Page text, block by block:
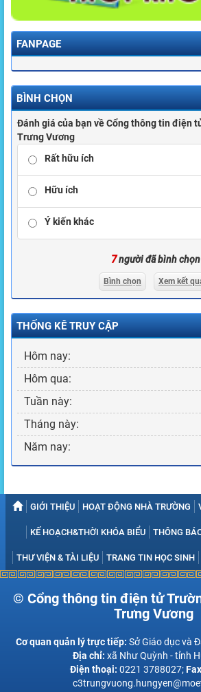
FANPAGE
BÌNH CHỌN
Đánh giá của bạn về Cổng thông tin điện
Trưng Vương
Rất hữu ích
Hữu ích
Ý kiến khác
7người đã bình chọn
Bình chọn Xem kết
THỐNG KÊ TRUY CẬP
Hôm nay:
Hôm qua:
Tuần này:
Tháng này:
Năm nay:
GIỚI THIỆU HOẠT ĐỘNG NHÀ TRƯỜNG
KẾ HOẠCH&THỜI KHÓA BIỂU THÔNG
THƯ VIỆN & TÀI LIỆU TRANG TIN HỌC SINH
© Cổng thông tin điện tử
Trưng Vương
Cơ quan quản lý trực tiếp: Sở Giáo dục và
Địa chỉ: xã Như Quỳnh - tỉnh
Điện thoại: 0221 3788027;